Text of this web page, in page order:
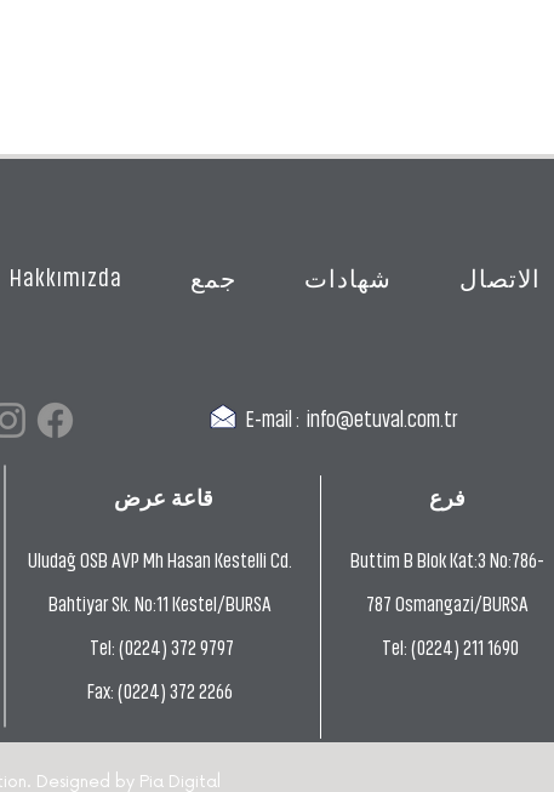
Hakkımızda جمع شهادات الاتصال
E-mail : info@etuval.com.tr
قاعة عرض فرع
Uludağ OSB AVP Mh Hasan Kestelli Cd.
Bahtiyar Sk. No:11 Kestel/BURSA
Tel: (0224) 372 9797
Fax: (0224) 372 2266
Buttim B Blok Kat:3 No:786-
787 Osmangazi/BURSA
Tel: (0224) 211 1690
Designed by Pia Digital